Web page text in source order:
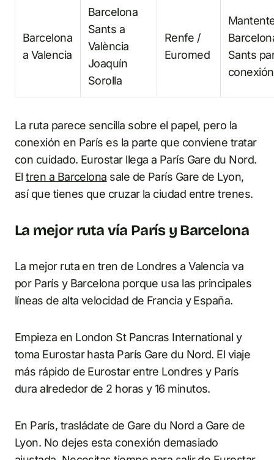
Barcelona
a Valencia
Barcelona
Sants a
València
Joaquín
Sorolla
Renfe /
Euromed
Sants
La ruta parece sencilla sobre el papel, pero la
conexión en París es la parte que conviene tratar
con cuidado. Eurostar llega a París Gare du Nord.
Eltren a Barcelona sale de París Gare de Lyon,
así que tienes que cruzar la ciudad entre trenes.
La mejor ruta vía París y Barcelona
La mejor ruta en tren de Londres a Valencia va
por París y Barcelona porque usa las principales
líneas de alta velocidad de Francia y España.
Empieza en London St Pancras International y
toma Eurostar hasta París Gare du Nord. El viaje
más rápido de Eurostar entre Londres y París
dura alrededor de 2 horas y 16 minutos.
En París, trasládate de Gare du Nord a Gare de
Lyon. No dejes esta conexión demasiado